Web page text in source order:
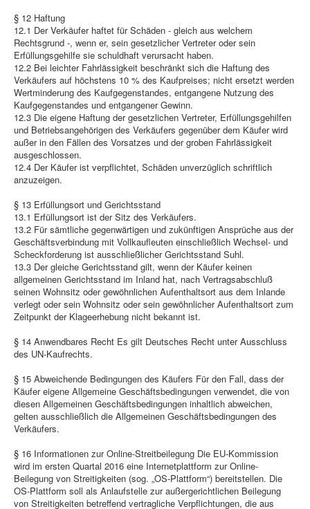
§ 12 Haftung
12.1 Der Verkäufer haftet für Schäden - gleich aus welchem
Rechtsgrund -, wenn er, sein gesetzlicher Vertreter oder sein
Erfüllungsgehilfe sie schuldhaft verursacht haben.
12.2 Bei leichter Fahrlässigkeit beschränkt sich die Haftung des
Verkäufers auf höchstens 10 % des Kaufpreises; nicht ersetzt werden
Wertminderung des Kaufgegenstandes, entgangene Nutzung des
Kaufgegenstandes und entgangener Gewinn.
12.3 Die eigene Haftung der gesetzlichen Vertreter, Erfüllungsgehilfen
und Betriebsangehörigen des Verkäufers gegenüber dem Käufer wird
außer in den Fällen des Vorsatzes und der groben Fahrlässigkeit
ausgeschlossen.
12.4 Der Käufer ist verpflichtet, Schäden unverzüglich schriftlich
anzuzeigen.
§ 13 Erfüllungsort und Gerichtsstand
13.1 Erfüllungsort ist der Sitz des Verkäufers.
13.2 Für sämtliche gegenwärtigen und zukünftigen Ansprüche aus der
Geschäftsverbindung mit Vollkaufleuten einschließlich Wechsel- und
Scheckforderung ist ausschließlicher Gerichtsstand Suhl.
13.3 Der gleiche Gerichtsstand gilt, wenn der Käufer keinen
allgemeinen Gerichtsstand im Inland hat, nach Vertragsabschluß
seinen Wohnsitz oder gewöhnlichen Aufenthaltsort aus dem Inlande
verlegt oder sein Wohnsitz oder sein gewöhnlicher Aufenthaltsort zum
Zeitpunkt der Klageerhebung nicht bekannt ist.
§ 14 Anwendbares Recht Es gilt Deutsches Recht unter Ausschluss
des UN-Kaufrechts.
§ 15 Abweichende Bedingungen des Käufers Für den Fall, dass der
Käufer eigene Allgemeine Geschäftsbedingungen verwendet, die von
diesen Allgemeinen Geschäftsbedingungen inhaltlich abweichen,
gelten ausschließlich die Allgemeinen Geschäftsbedingungen des
Verkäufers.
§ 16 Informationen zur Online-Streitbeilegung Die EU-Kommission
wird im ersten Quartal 2016 eine Internetplattform zur Online-
Beilegung von Streitigkeiten (sog. „OS-Plattform“) bereitstellen. Die
OS-Plattform soll als Anlaufstelle zur außergerichtlichen Beilegung
von Streitigkeiten betreffend vertragliche Verpflichtungen, die aus